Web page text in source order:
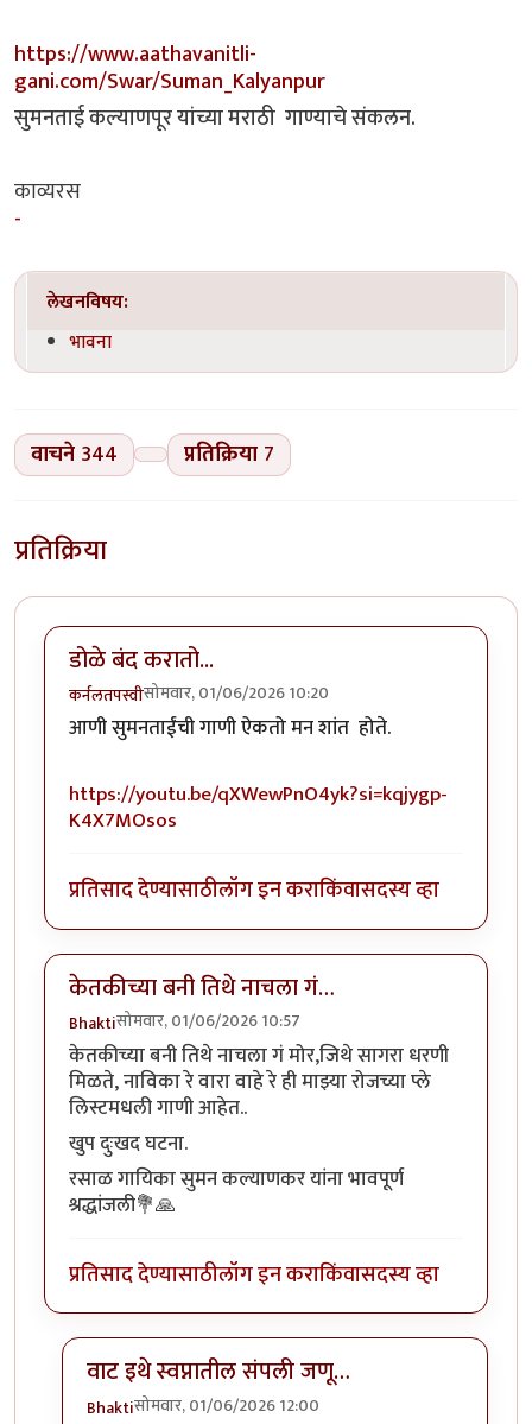
https://www.aathavanitli-
gani.com/Swar/Suman_Kalyanpur
सुमनताई कल्याणपूर यांच्या मराठी गाण्याचे संकलन.
काव्यरस
-
लेखनविषय:
भावना
वाचने 344 प्रतिक्रिया 7
प्रतिक्रिया
डोळे बंद करातो...
कर्नलतपस्वीसोमवार, 01/06/2026 10:20
आणी सुमनताईंची गाणी ऐकतो मन शांत होते.
https://youtu.be/qXWewPnO4yk?si=kqjygp-
K4X7MOsos
प्रतिसाद देण्यासाठीलॉग इन कराकिंवासदस्य व्हा
केतकीच्या बनी तिथे नाचला गं…
Bhaktiसोमवार, 01/06/2026 10:57
केतकीच्या बनी तिथे नाचला गं मोर,जिथे सागरा धरणी
मिळते, नाविका रे वारा वाहे रे ही माझ्या रोजच्या प्ले
लिस्टमधली गाणी आहेत..
खुप दुःखद घटना.
रसाळ गायिका सुमन कल्याणकर यांना भावपूर्ण
श्रद्धांजली💐🙏
प्रतिसाद देण्यासाठीलॉग इन कराकिंवासदस्य व्हा
वाट इथे स्वप्नातील संपली जणू…
Bhaktiसोमवार, 01/06/2026 12:00